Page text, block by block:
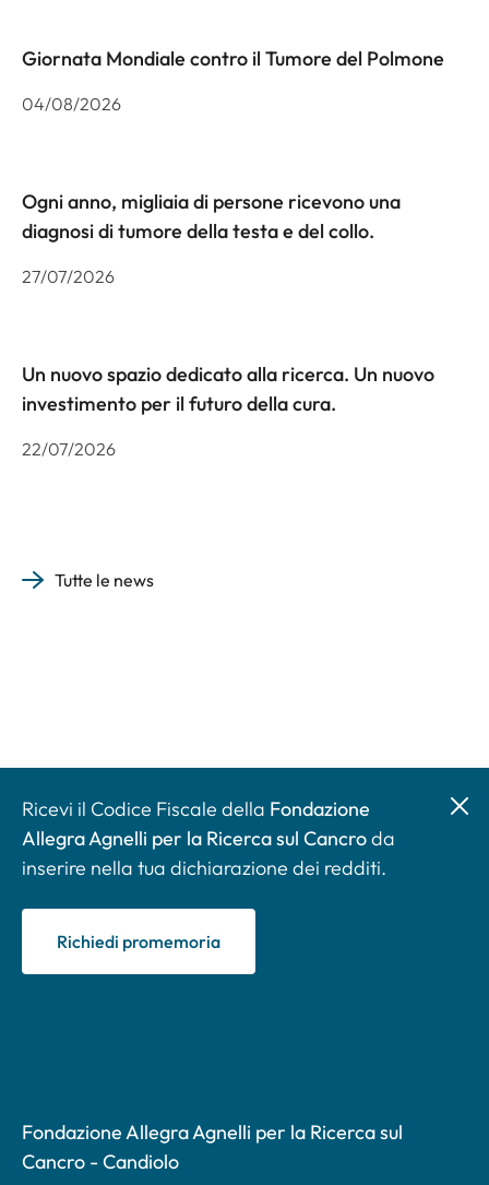
Giornata Mondiale contro il Tumore del Polmone
04/08/2026
Ogni anno, migliaia di persone ricevono una
diagnosi di tumore della testa e del collo.
27/07/2026
Un nuovo spazio dedicato alla ricerca. Un nuovo
investimento per il futuro della cura.
22/07/2026
Tutte le news
Ricevi il Codice Fiscale della Fondazione
Allegra Agnelli per la Ricerca sul Cancroda
inserire nella tua dichiarazione dei redditi.
Richiedi promemoria
Fondazione Allegra Agnelli per la Ricerca sul
Cancro - Candiolo